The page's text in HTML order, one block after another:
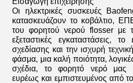
Οι ηλεκτρικές συσκευές
κατασκευάζουν το κοβάλτιο,
του φορητού νερού flosser με
εξεταστικές εγκαταστάσεις, το
σχεδίασης και την ισχυρή
φάσμα, μια καλή ποιότητα,
σχέδια, το φορητό νερό μας
ευρέως και εμπιστευμένος από